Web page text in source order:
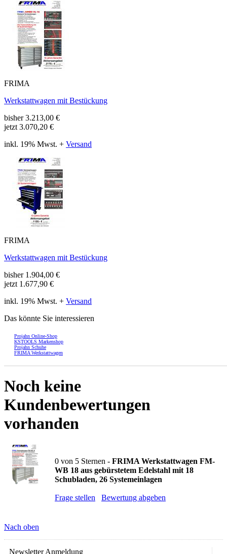
FRIMA
Werkstattwagen mit Bestückung
bisher3.213,00 €
jetzt 3.070,20 €
inkl. 19% Mwst. + Versand
FRIMA
Werkstattwagen mit Bestückung
bisher 1.904,00 €
jetzt 1.677,90 €
inkl. 19% Mwst. + Versand
Das könnte Sie interessieren
Projahn Online-Shop
KSTOOLS Markenshop
Projahn Schuhe
FRIMA Werkstattwagen
Noch keine
Kundenbewertungen
vorhanden
0 von 5 Sternen - FRIMA Werkstattwagen FM-
WB 18 aus gebürstetem Edelstahl mit 18
Schubladen, 26 Systemeinlagen
Frage stellen Bewertung abgeben
Nach oben
Newsletter Anmeldung